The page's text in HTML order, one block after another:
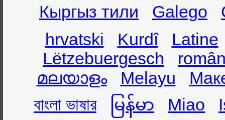
Кыргыз тили
Galego
hrvatski
Kurdî
Latine
Lëtzebuergesch
മലയാളം
Melayu
বাংলা ভাষার
မြန်မာ Miao